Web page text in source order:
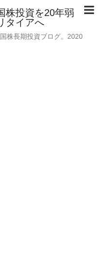
株投資を20年弱
タイアへ
株長期投資ブログ。2020